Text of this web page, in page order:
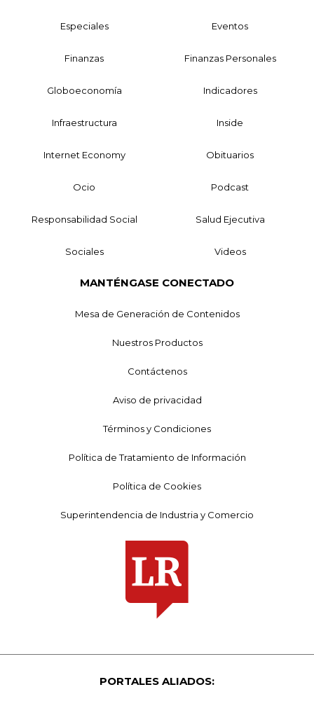
Especiales Eventos
Finanzas Finanzas Personales
Globoeconomía Indicadores
Infraestructura Inside
Internet Economy Obituarios
Ocio Podcast
Responsabilidad Social Salud Ejecutiva
Sociales Videos
MANTÉNGASE CONECTADO
Mesa de Generación de Contenidos
Nuestros Productos
Contáctenos
Aviso de privacidad
Términos y Condiciones
Política de Tratamiento de Información
Política de Cookies
Superintendencia de Industria y Comercio
PORTALES ALIADOS: